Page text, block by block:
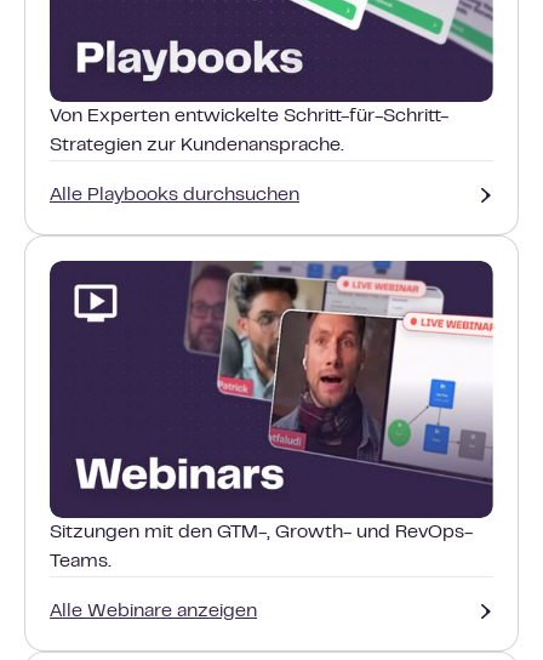
Von Experten entwickelte Schritt-für-Schritt-
Strategien zur Kundenansprache.
Alle Playbooks durchsuchen
Sitzungen mit den GTM-, Growth- und RevOps-
Teams.
Alle Webinare anzeigen